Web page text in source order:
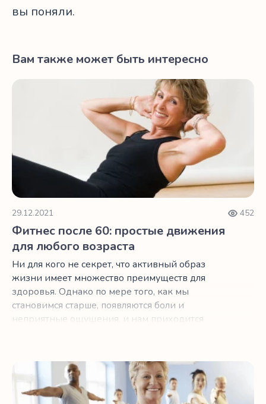
вы поняли.
Вам также может быть интересно
Фитнес после 60: простые движения для любого
29.12.2021 452
Фитнес после 60: простые движения
для любого возраста
Ни для кого не секрет, что активный образ
жизни имеет множество преимуществ для
здоровья. Однако по мере того, как мы
становимся старше, появляются боли и
неприятные ощущения, и нам приходится
Фитнес после 60: оставайтесь сильными!